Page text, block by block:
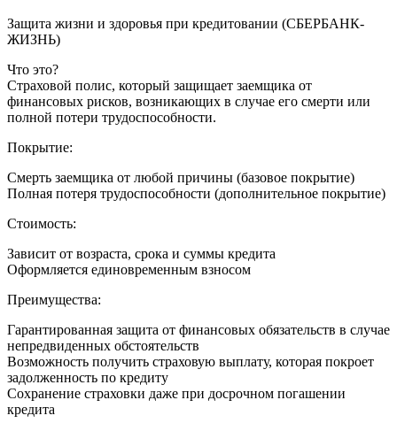
Защита жизни и здоровья при кредитовании (СБЕРБАНК-
ЖИЗНЬ)
Что это?
Страховой полис, который защищает заемщика от
финансовых рисков, возникающих в случае его смерти или
полной потери трудоспособности.
Покрытие:
Смерть заемщика от любой причины (базовое покрытие)
Полная потеря трудоспособности (дополнительное покрытие)
Стоимость:
Зависит от возраста, срока и суммы кредита
Оформляется единовременным взносом
Преимущества:
Гарантированная защита от финансовых обязательств в случае
непредвиденных обстоятельств
Возможность получить страховую выплату, которая покроет
задолженность по кредиту
Сохранение страховки даже при досрочном погашении
кредита